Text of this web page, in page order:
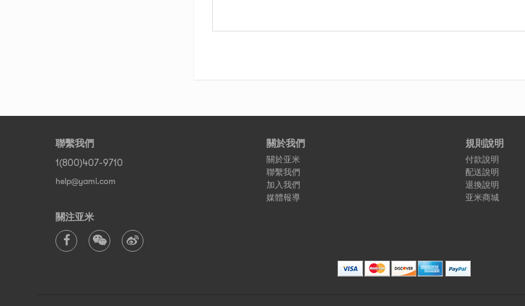
聯繫我們
1(800)407-9710
help@yami.com
關注亚米
關於我們
關於亚米
聯繫我們
加入我們
媒體報導
規則說明
付款說明
配送說明
退換說明
亚米商城